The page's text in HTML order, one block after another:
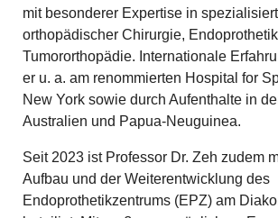
mit besonderer Expertise in
orthopädischer Chirurgie,
Tumororthopädie. Internationale
er u. a. am renommierten Hospital for
New York sowie durch Aufenthalte in
Australien und Papua-Neuguinea.
Seit 2023 ist Professor Dr. Zeh zudem
Aufbau und der Weiterentwicklung des
Endoprothetikzentrums (EPZ) am